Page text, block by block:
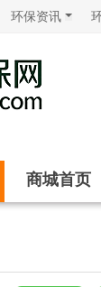
环保资讯
商城首页